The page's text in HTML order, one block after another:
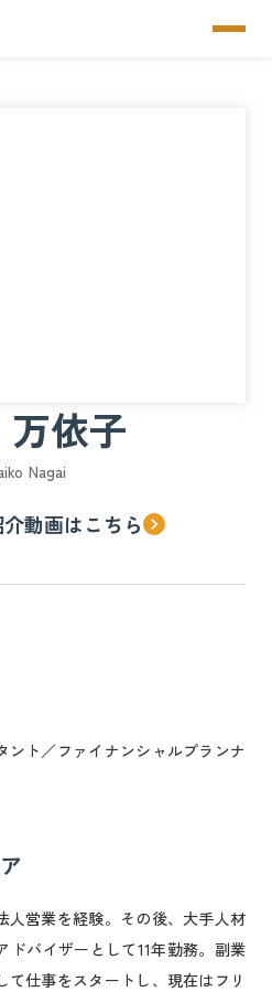
依子
Nagai
動画はこちらkeyboard_arrow_right
ント／ファイナンシャルプランナ
人営業を経験。その後、大手人材
ドバイザーとして11年勤務。副業
仕事をスタートし、現在はフリ